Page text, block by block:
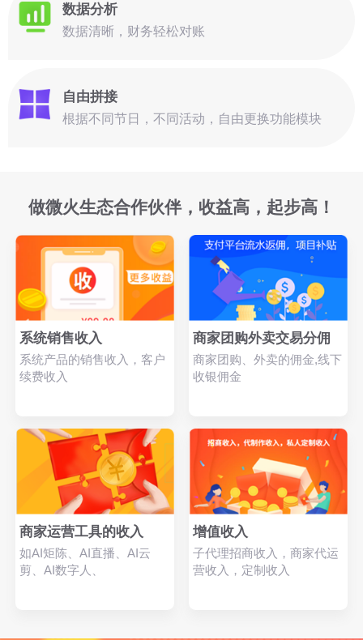
数据分析
数据清晰，财务轻松对账
自由拼接
根据不同节日，不同活动，自由更换功能模块
做微火生态合作伙伴，收益高，起步高！
系统销售收入
系统产品的销售收入，客户
续费收入
商家团购外卖交易分佣
商家团购、外卖的佣金,线下
收银佣金
商家运营工具的收入
如AI矩陈、AI直播、AI云
剪、AI数字人、
增值收入
子代理招商收入，商家代运
营收入，定制收入